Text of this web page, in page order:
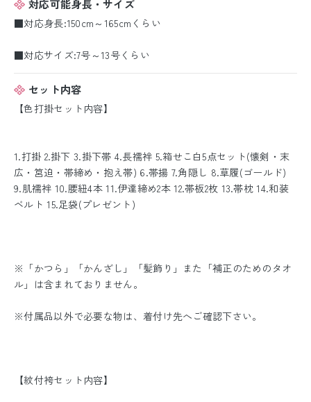
対応可能身長・サイズ
■対応身長:150cm～165cmくらい
■対応サイズ:7号～13号くらい
セット内容
【色打掛セット内容】
1.打掛 2.掛下 3.掛下帯 4.長襦袢 5.箱せこ白5点セット(懐剣・末
広・筥迫・帯締め・抱え帯) 6.帯揚 7.角隠し 8.草履(ゴールド)
9.肌襦袢 10.腰紐4本 11.伊達締め2本 12.帯板2枚 13.帯枕 14.和装
ベルト 15.足袋(プレゼント)
※「かつら」「かんざし」「髪飾り」また「補正のためのタオ
ル」は含まれておりません。
※付属品以外で必要な物は、着付け先へご確認下さい。
【紋付袴セット内容】